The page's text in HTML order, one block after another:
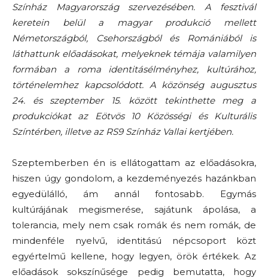
Színház Magyarország szervezésében. A fesztivál
keretein belül a magyar produkció mellett
Németországból, Csehországból és Romániából is
láthattunk előadásokat, melyeknek témája valamilyen
formában a roma identitásélményhez, kultúrához,
történelemhez kapcsolódott. A közönség augusztus
24. és szeptember 15. között tekinthette meg a
produkciókat az Eötvös 10 Közösségi és Kulturális
Színtérben, illetve az RS9 Színház Vallai kertjében.
Szeptemberben én is ellátogattam az előadásokra,
hiszen úgy gondolom, a kezdeményezés hazánkban
egyedülálló, ám annál fontosabb. Egymás
kultúrájának megismerése, sajátunk ápolása, a
tolerancia, mely nem csak romák és nem romák, de
mindenféle nyelvű, identitású népcsoport közt
egyértelmű kellene, hogy legyen, örök értékek. Az
előadások sokszínűsége pedig bemutatta, hogy